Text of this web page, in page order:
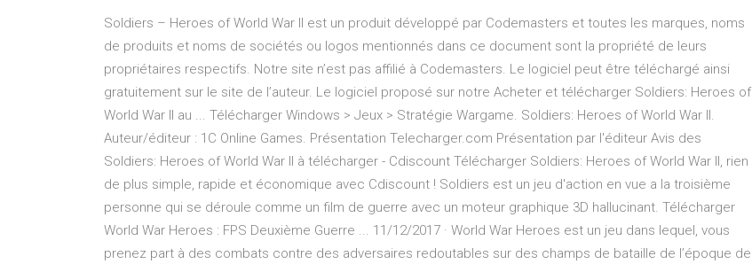
Soldiers – Heroes of World War II est un produit développé par Codemasters et toutes les marques, noms
de produits et noms de sociétés ou logos mentionnés dans ce document sont la propriété de leurs
propriétaires respectifs. Notre site n’est pas affilié à Codemasters. Le logiciel peut être téléchargé ainsi
gratuitement sur le site de l’auteur. Le logiciel proposé sur notre Acheter et télécharger Soldiers: Heroes of
World War II au ... Télécharger Windows > Jeux > Stratégie Wargame. Soldiers: Heroes of World War II.
Auteur/éditeur : 1C Online Games. Présentation Telecharger.com Présentation par l'éditeur Avis des
Soldiers: Heroes of World War II à télécharger - Cdiscount Télécharger Soldiers: Heroes of World War II, rien
de plus simple, rapide et économique avec Cdiscount ! Soldiers est un jeu d'action en vue a la troisième
personne qui se déroule comme un film de guerre avec un moteur graphique 3D hallucinant. Télécharger
World War Heroes : FPS Deuxième Guerre ... 11/12/2017 · World War Heroes est un jeu dans lequel, vous
prenez part à des combats contre des adversaires redoutables sur des champs de bataille de l’époque de